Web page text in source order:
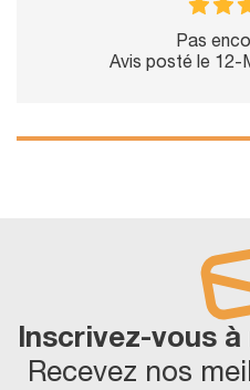
Pas
Avis posté le 12-
Inscrivez-vous
Recevez nos